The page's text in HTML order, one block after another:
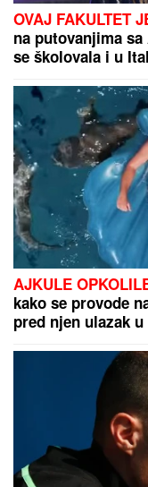
OVAJ FAKULTET
na putovanjima
se školovala i u
AJKULE
kako se provode
pred njen ulazak